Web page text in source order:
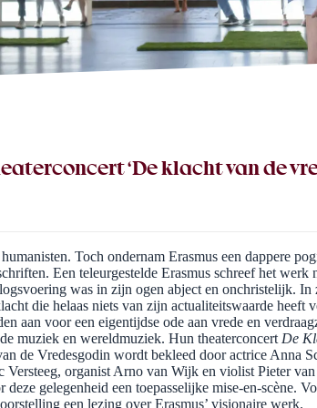
‘De klacht van de
Toch ondernam Erasmus een dappere
Een teleurgestelde Erasmus schreef het werk
was in zijn ogen abject en onchristelijk. In
die helaas niets van zijn actualiteitswaarde heeft
aan voor een eigentijdse ode aan vrede en
muziek en wereldmuziek. Hun theaterconcert De
de Vredesgodin wordt bekleed door actrice Anna
organist Arno van Wijk en violist Pieter
gelegenheid een toepasselijke mise-en-scène.
een lezing over Erasmus’ visionaire werk.